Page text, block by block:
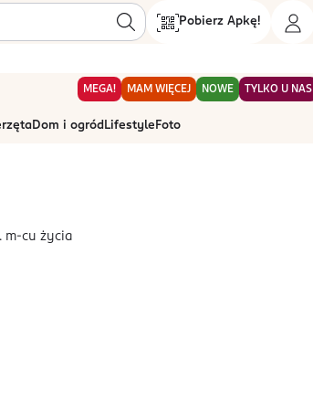
Pobierz Apkę!
MEGA! MAM WIĘCEJ NOWE TYLKO U NAS
Dom i ogród Lifestyle Foto
m-cu życia